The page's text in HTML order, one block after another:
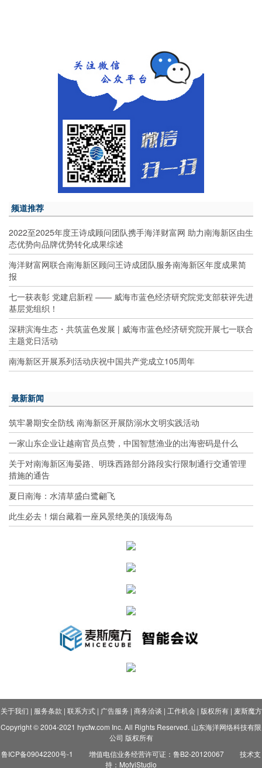
频道推荐
2022至2025年度王诗成顾问团队携手海洋财富网 助力南海新区由生
态优势向品牌优势转化成果综述
海洋财富网联合南海新区顾问王诗成团队服务南海新区年度成果简
报
七一获表彰 党建启新程 —— 威海市蓝色经济研究院党支部获评先进
基层党组织！
深耕滨海生态・共筑蓝色发展 | 威海市蓝色经济研究院开展七一联合
主题党日活动
南海新区开展系列活动庆祝中国共产党成立105周年
最新新闻
筑牢暑期安全防线 南海新区开展防溺水文明实践活动
一家山东企业让越南官员点赞，中国智慧渔业的出海密码是什么
关于对南海新区海晏路、明珠西路部分路段实行限制通行交通管理
措施的通告
夏日南海：水清草盛白鹭翩飞
此生必去！烟台藏着一座风景绝美的顶级海岛
关于我们 | 服务条款 | 联系方式| 广告服务 | 商务洽谈 | 工作机会| 版权所有| 麦斯魔方
Copyright © 2004-2021 hycfw.com Inc. All Rights Reserved. 山东海洋网络科技有限
公司 版权所有
鲁ICP备09042200号-1
增值电信业务经营许可证：鲁B2-20120067
技术支
持：MofyiStudio